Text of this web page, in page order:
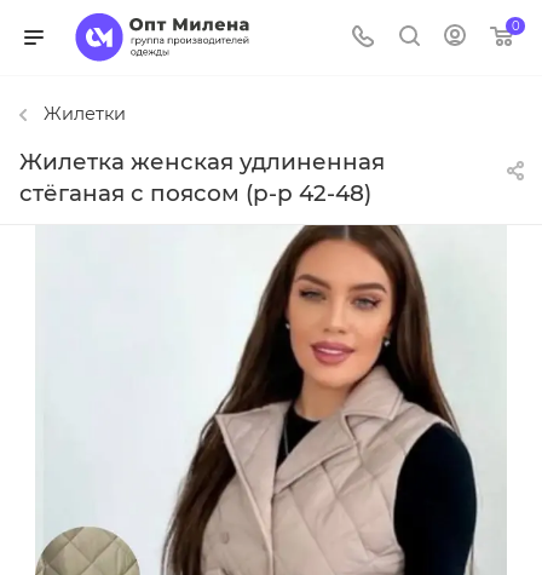
0
Жилетки
Жилетка женская удлиненная
стёганая с поясом (р-р 42-48)